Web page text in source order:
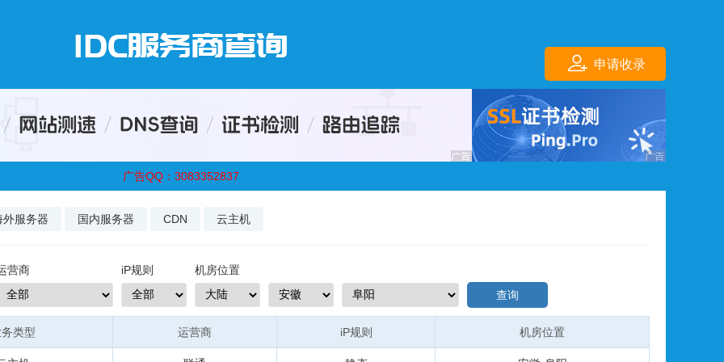
申请收录
广告QQ：3083352837
外服务器 国内服务器 CDN 云主机
营商 iP规则
机房位置
查询
类型 运营商 iP规则 机房位置